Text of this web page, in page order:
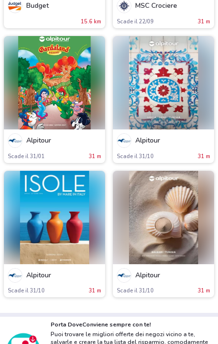
Budget
15.6 km
MSC Crociere
Scade il 22/09 31 m
Alpitour
Scade il 31/01 31 m
Alpitour
Scade il 31/10 31 m
Alpitour
Scade il 31/10 31 m
Alpitour
Scade il 31/10 31 m
Porta DoveConviene sempre con te!
Puoi trovare le migliori offerte dei negozi vicino a te,
salvarle e creare la tua lista del risparmio, comodamente